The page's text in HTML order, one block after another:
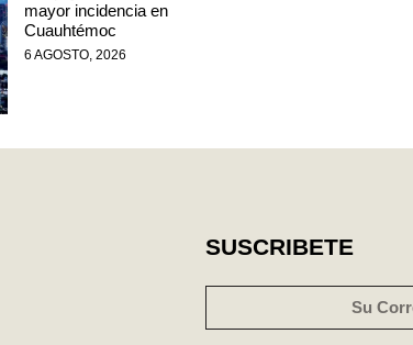
mayor incidencia en
Cuauhtémoc
6 AGOSTO, 2026
SUSCRIBETE